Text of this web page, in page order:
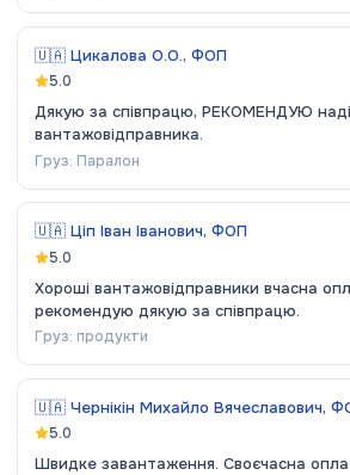
🇺🇦 Цикалова О.О., ФОП
5.0
Дякую за співпрацю, РЕКОМЕНДУЮ
вантажовідправника.
Груз: Паралон
🇺🇦 Ціп Іван Іванович, ФОП
5.0
Хороші вантажовідправники вчасна
рекомендую дякую за співпрацю.
Груз: продукти
🇺🇦 Чернікін Михайло Вячеславович,
5.0
Швидке завантаження. Своєчасна